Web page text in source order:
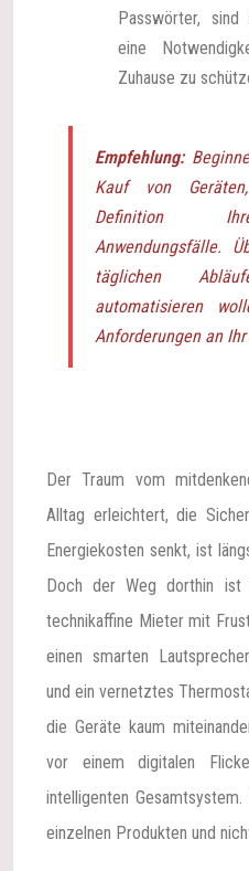
Passwörter, sind
eine
Zuhause zu
Empfehlung:
Kauf von
Definition
Anwendungsfälle.
täglichen
automatisieren
Anforderungen an
Der Traum vom
Alltag erleichtert, die
Energiekosten senkt, ist
Doch der Weg dorthin ist
technikaffine Mieter mit
einen smarten
und ein vernetztes
die Geräte kaum
vor einem digitalen
intelligenten
einzelnen Produkten und